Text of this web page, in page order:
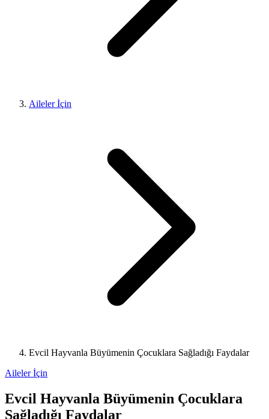
Aileler İçin
Evcil Hayvanla Büyümenin Çocuklara Sağladığı Faydalar
Aileler İçin
Evcil Hayvanla Büyümenin Çocuklara
Sağladığı Faydalar